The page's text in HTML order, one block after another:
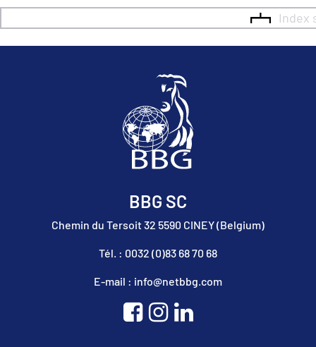
Index
BBG SC
Chemin du Tersoit 32 5590 CINEY (Belgium)
Tél. : 0032 (0)83 68 70 68
E-mail : info@netbbg.com